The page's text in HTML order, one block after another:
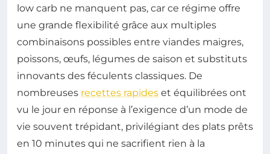
low carb ne manquent pas, car ce régime offre
une grande flexibilité grâce aux multiples
combinaisons possibles entre viandes maigres,
poissons, œufs, légumes de saison et substituts
innovants des féculents classiques. De
nombreuses recettes rapides et équilibrées ont
vu le jour en réponse à l’exigence d’un mode de
vie souvent trépidant, privilégiant des plats prêts
en 10 minutes qui ne sacrifient rien à la